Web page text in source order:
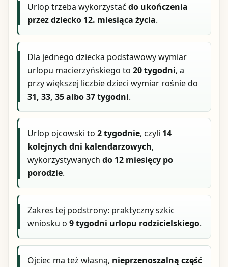
Urlop trzeba wykorzystaćdo ukończenia
przez dziecko 12. miesiąca życia.
Dla jednego dziecka podstawowy wymiar
urlopu macierzyńskiego to20 tygodni, a
przy większej liczbie dzieci wymiar rośnie do
31, 33, 35 albo 37 tygodni.
Urlop ojcowski to2 tygodnie, czyli 14
kolejnych dni kalendarzowych,
wykorzystywanychdo 12 miesięcy po
porodzie.
Zakres tej podstrony: praktyczny szkic
wniosku o9 tygodni urlopu rodzicielskiego.
Ojciec ma też własną, nieprzenoszalną część